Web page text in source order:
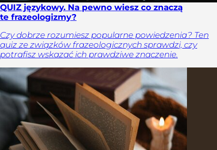
QUIZ językowy. Na pewno wiesz co znaczą
te frazeologizmy?
Czy dobrze rozumiesz popularne powiedzenia? Ten
quiz ze związków frazeologicznych sprawdzi, czy
potrafisz wskazać ich prawdziwe znaczenie.